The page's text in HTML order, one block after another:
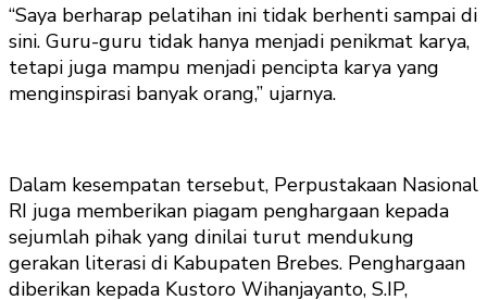
“Saya berharap pelatihan ini tidak berhenti sampai di
sini. Guru-guru tidak hanya menjadi penikmat karya,
tetapi juga mampu menjadi pencipta karya yang
menginspirasi banyak orang,” ujarnya.
Dalam kesempatan tersebut, Perpustakaan Nasional
RI juga memberikan piagam penghargaan kepada
sejumlah pihak yang dinilai turut mendukung
gerakan literasi di Kabupaten Brebes. Penghargaan
diberikan kepada Kustoro Wihanjayanto, S.IP,